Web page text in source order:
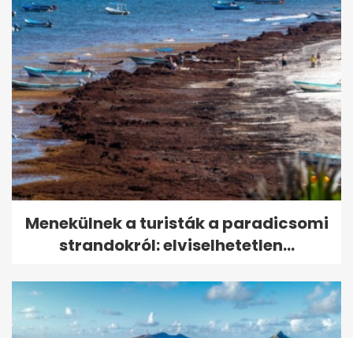
Menekülnek a turisták a paradicsomi
strandokról: elviselhetetlen...